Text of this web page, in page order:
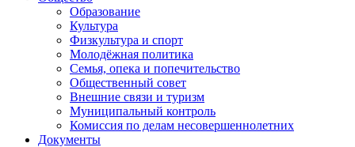
Образование
Культура
Физкультура и спорт
Молодёжная политика
Семья, опека и попечительство
Общественный совет
Внешние связи и туризм
Муниципальный контроль
Комиссия по делам несовершеннолетних
Документы